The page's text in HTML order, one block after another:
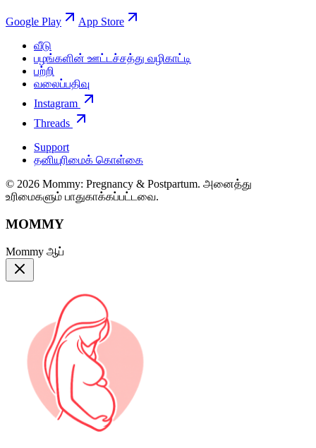
Google Play
App Store
வீடு
பழங்களின் ஊட்டச்சத்து வழிகாட்டி
பற்றி
வலைப்பதிவு
Instagram
Threads
Support
தனியுரிமைக் கொள்கை
© 2026 Mommy: Pregnancy & Postpartum. அனைத்து
உரிமைகளும் பாதுகாக்கப்பட்டவை.
MOMMY
Mommy ஆப்